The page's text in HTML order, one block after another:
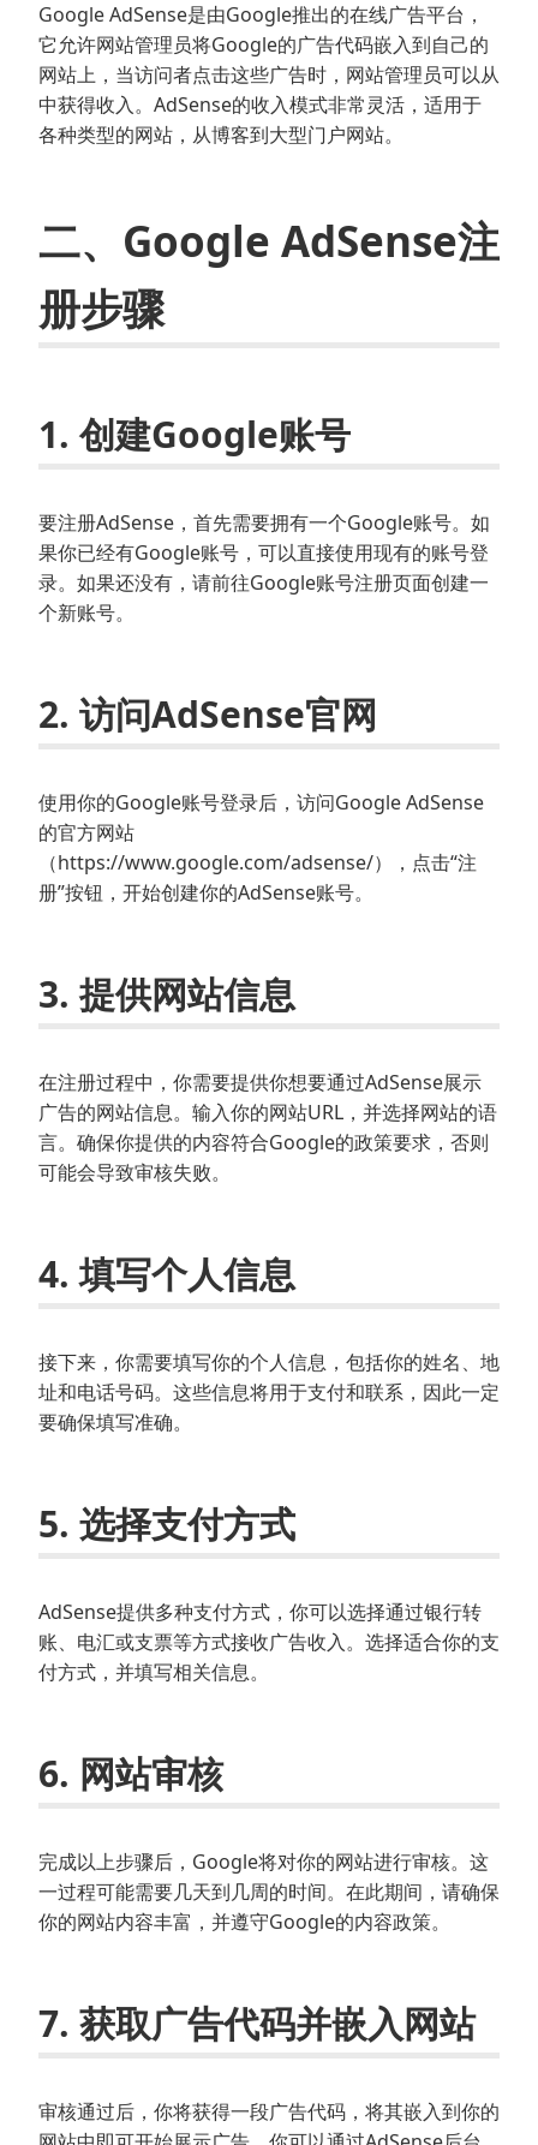
Google AdSense是由Google推出的在线广告平台，
它允许网站管理员将Google的广告代码嵌入到自己的
网站上，当访问者点击这些广告时，网站管理员可以从
中获得收入。AdSense的收入模式非常灵活，适用于
各种类型的网站，从博客到大型门户网站。
二、Google AdSense注
册步骤
1. 创建Google账号
要注册AdSense，首先需要拥有一个Google账号。如
果你已经有Google账号，可以直接使用现有的账号登
录。如果还没有，请前往Google账号注册页面创建一
个新账号。
2. 访问AdSense官网
使用你的Google账号登录后，访问Google AdSense
的官方网站
（https://www.google.com/adsense/），点击“注
册”按钮，开始创建你的AdSense账号。
3. 提供网站信息
在注册过程中，你需要提供你想要通过AdSense展示
广告的网站信息。输入你的网站URL，并选择网站的语
言。确保你提供的内容符合Google的政策要求，否则
可能会导致审核失败。
4. 填写个人信息
接下来，你需要填写你的个人信息，包括你的姓名、地
址和电话号码。这些信息将用于支付和联系，因此一定
要确保填写准确。
5. 选择支付方式
AdSense提供多种支付方式，你可以选择通过银行转
账、电汇或支票等方式接收广告收入。选择适合你的支
付方式，并填写相关信息。
6. 网站审核
完成以上步骤后，Google将对你的网站进行审核。这
一过程可能需要几天到几周的时间。在此期间，请确保
你的网站内容丰富，并遵守Google的内容政策。
7. 获取广告代码并嵌入网站
审核通过后，你将获得一段广告代码，将其嵌入到你的